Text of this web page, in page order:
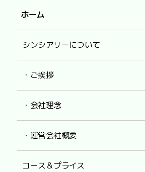
ホーム
シンシアリーについて
・ご挨拶
・会社理念
・運営会社概要
コース＆プライス